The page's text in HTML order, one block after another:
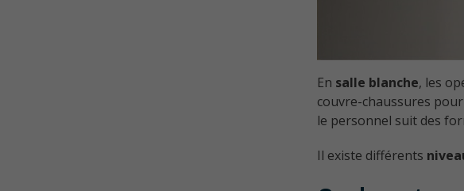
En salle blanche, les
couvre-chaussures
le personnel suit des
Il existe différents